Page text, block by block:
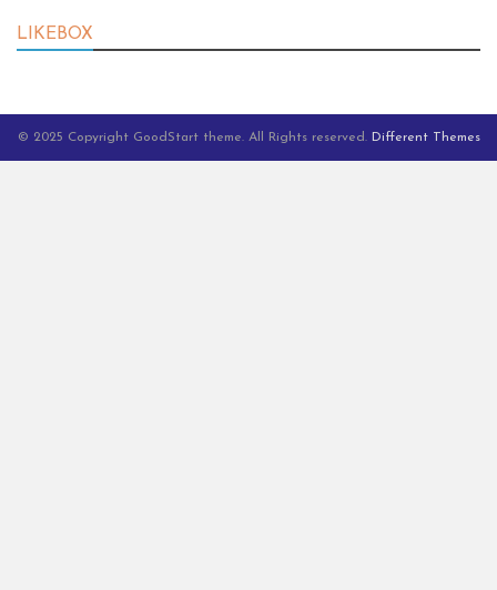
LIKEBOX
© 2025 Copyright GoodStart theme. All Rights reserved. Different Themes